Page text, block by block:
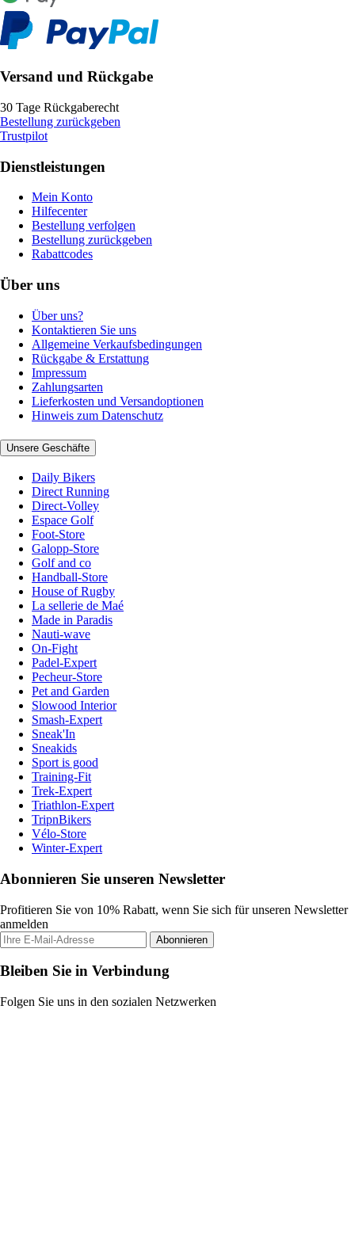
Versand und Rückgabe
30 Tage Rückgaberecht
Bestellung zurückgeben
Trustpilot
Dienstleistungen
Mein Konto
Hilfecenter
Bestellung verfolgen
Bestellung zurückgeben
Rabattcodes
Über uns
Über uns?
Kontaktieren Sie uns
Allgemeine Verkaufsbedingungen
Rückgabe & Erstattung
Impressum
Zahlungsarten
Lieferkosten und Versandoptionen
Hinweis zum Datenschutz
Unsere Geschäfte
Daily Bikers
Direct Running
Direct-Volley
Espace Golf
Foot-Store
Galopp-Store
Golf and co
Handball-Store
House of Rugby
La sellerie de Maé
Made in Paradis
Nauti-wave
On-Fight
Padel-Expert
Pecheur-Store
Pet and Garden
Slowood Interior
Smash-Expert
Sneak'In
Sneakids
Sport is good
Training-Fit
Trek-Expert
Triathlon-Expert
TripnBikers
Vélo-Store
Winter-Expert
Abonnieren Sie unseren Newsletter
Profitieren Sie von 10% Rabatt, wenn Sie sich für unseren Newsletter
anmelden
Abonnieren
Bleiben Sie in Verbindung
Folgen Sie uns in den sozialen Netzwerken